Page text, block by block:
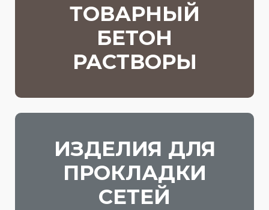
ТОВАРНЫЙ
БЕТОН
РАСТВОРЫ
ИЗДЕЛИЯ ДЛЯ
ПРОКЛАДКИ
СЕТЕЙ